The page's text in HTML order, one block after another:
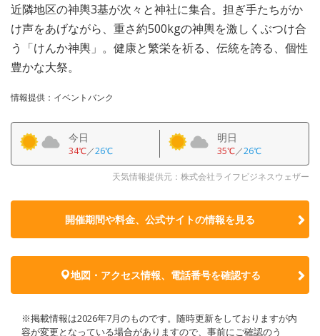
近隣地区の神輿3基が次々と神社に集合。担ぎ手たちがか
け声をあげながら、重さ約500kgの神輿を激しくぶつけ合
う「けんか神輿」。健康と繁栄を祈る、伝統を誇る、個性
豊かな大祭。
情報提供：イベントバンク
今日
34℃／26℃
明日
35℃／26℃
天気情報提供元：株式会社ライフビジネスウェザー
開催期間や料金、公式サイトの情報を見る
地図・アクセス情報、電話番号を確認する
※掲載情報は2026年7月のものです。随時更新をしておりますが内
容が変更となっている場合がありますので、事前にご確認のう